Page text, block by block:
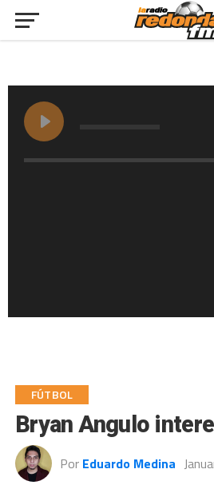
FÚTBOL
Bryan Angulo
Por Eduardo Medina